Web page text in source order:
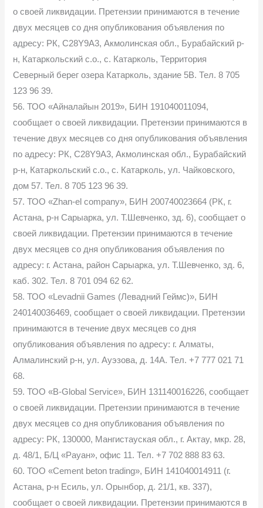
о своей ликвидации. Претензии принимаются в течение
двух месяцев со дня опубликования объявления по
адресу: РК, C28Y9A3, Акмолинская обл., Бурабайский р-
н, Катаркольский с.о., с. Катарколь, Территория
Северный берег озера Катарколь, здание 5В. Тел. 8 705
123 96 39.
56. ТОО «Айналайын 2019», БИН 191040011094,
сообщает о своей ликвидации. Претензии принимаются в
течение двух месяцев со дня опубликования объявления
по адресу: РК, C28Y9A3, Акмолинская обл., Бурабайский
р-н, Катаркольский с.о., с. Катарколь, ул. Чайковского,
дом 57. Тел. 8 705 123 96 39.
57. ТОО «Zhan-el company», БИН 200740023664 (РК, г.
Астана, р-н Сарыарка, ул. Т.Шевченко, зд. 6), сообщает о
своей ликвидации. Претензии принимаются в течение
двух месяцев со дня опубликования объявления по
адресу: г. Астана, район Сарыарка, ул. Т.Шевченко, зд. 6,
каб. 302. Тел. 8 701 094 62 62.
58. ТОО «Levadnii Games (Левадний Геймс)», БИН
240140036469, сообщает о своей ликвидации. Претензии
принимаются в течение двух месяцев со дня
опубликования объявления по адресу: г. Алматы,
Алмалинский р-н, ул. Ауэзова, д. 14А. Тел. +7 777 021 71
68.
59. ТОО «B-Global Service», БИН 131140016226, сообщает
о своей ликвидации. Претензии принимаются в течение
двух месяцев со дня опубликования объявления по
адресу: РК, 130000, Мангистауская обл., г. Актау, мкр. 28,
д. 48/1, Б/Ц «Рауан», офис 11. Тел. +7 702 888 83 63.
60. ТОО «Cement beton trading», БИН 141040014911 (г.
Астана, р-н Есиль, ул. Орынбор, д. 21/1, кв. 337),
сообщает о своей ликвидации. Претензии принимаются в